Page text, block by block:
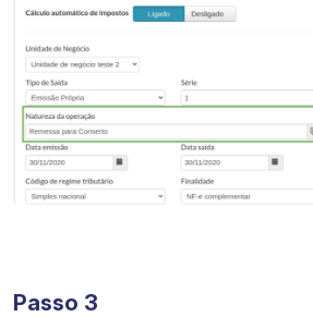
Passo 3